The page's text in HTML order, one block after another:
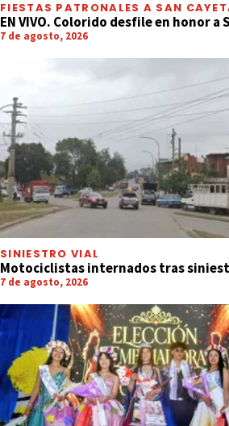
FIESTAS PATRONALES A SAN
EN VIVO. Colorido desfile en honor a
7 de agosto, 2026
SINIESTRO VIAL
Motociclistas internados tras
7 de agosto, 2026